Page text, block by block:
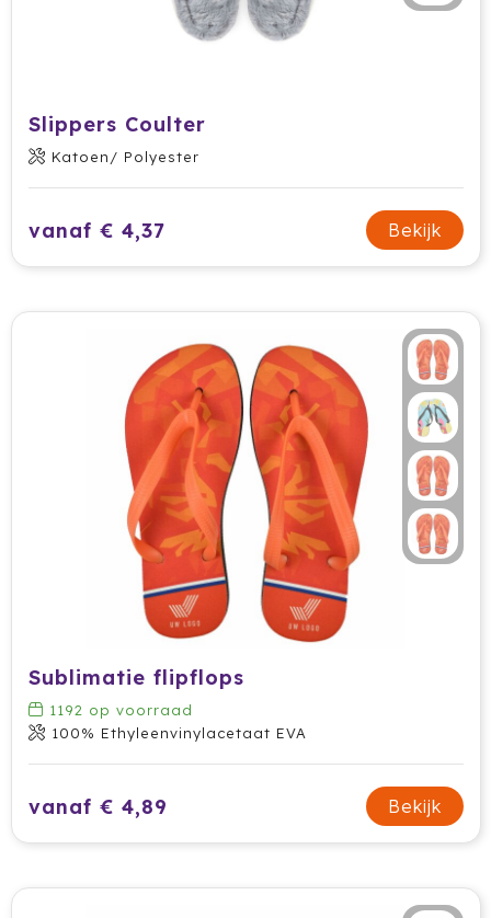
Slippers Coulter
Katoen/ Polyester
vanaf € 4,37 Bekijk
Sublimatie flipflops
1192 op voorraad
100% Ethyleenvinylacetaat EVA
vanaf € 4,89 Bekijk